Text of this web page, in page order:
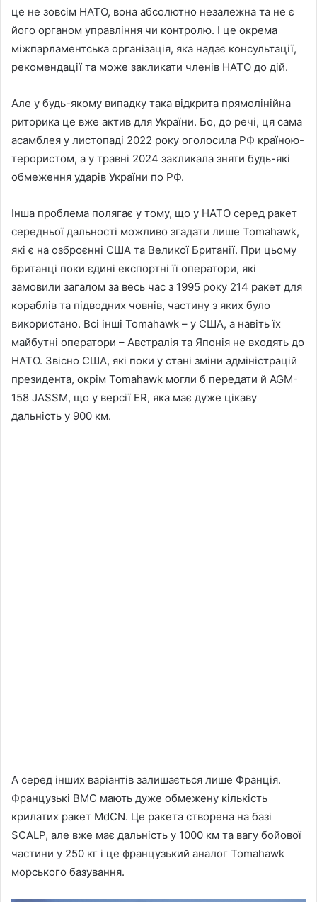
це не зовсім НАТО, вона абсолютно незалежна та не є
його органом управління чи контролю. І це окрема
міжпарламентська організація, яка надає консультації,
рекомендації та може закликати членів НАТО до дій.
Але у будь-якому випадку така відкрита прямолінійна
риторика це вже актив для України. Бо, до речі, ця сама
асамблея у листопаді 2022 року оголосила РФ країною-
терористом, а у травні 2024 закликала зняти будь-які
обмеження ударів України по РФ.
Інша проблема полягає у тому, що у НАТО серед ракет
середньої дальності можливо згадати лише Tomahawk,
які є на озброєнні США та Великої Британії. При цьому
британці поки єдині експортні її оператори, які
замовили загалом за весь час з 1995 року 214 ракет для
кораблів та підводних човнів, частину з яких було
використано. Всі інші Tomahawk – у США, а навіть їх
майбутні оператори – Австралія та Японія не входять до
НАТО. Звісно США, які поки у стані зміни адміністрацій
президента, окрім Tomahawk могли б передати й AGM-
158 JASSM, що у версії ER, яка має дуже цікаву
дальність у 900 км.
А серед інших варіантів залишається лише Франція.
Французькі ВМС мають дуже обмежену кількість
крилатих ракет MdCN. Це ракета створена на базі
SCALP, але вже має дальність у 1000 км та вагу бойової
частини у 250 кг і це французький аналог Tomahawk
морського базування.